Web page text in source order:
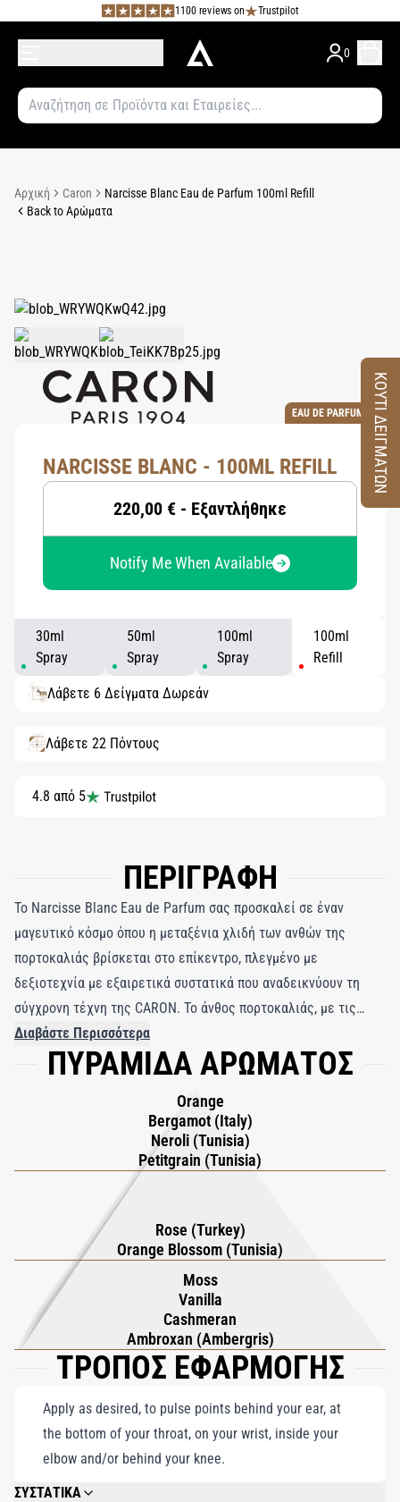
1100 reviews on Trustpilot
0
Αρχική Caron
Narcisse Blanc Eau de Parfum 100ml Refill
Back to Αρώματα
EAU DE PARFUM
NARCISSE BLANC - 100ML REFILL
220,00 € - Εξαντλήθηκε
Notify Me When Available
30ml
Spray
50ml
Spray
100ml
Spray
100ml
Refill
Λάβετε 6 Δείγματα Δωρεάν
Λάβετε 22 Πόντους
4.8 από 5
ΠΕΡΙΓΡΑΦΗ
Το Narcisse Blanc Eau de Parfum σας προσκαλεί σε έναν
μαγευτικό κόσμο όπου η μεταξένια χλιδή των ανθών της
πορτοκαλιάς βρίσκεται στο επίκεντρο, πλεγμένο με
δεξιοτεχνία με εξαιρετικά συστατικά που αναδεικνύουν τη
σύγχρονη τέχνη της CARON. Το άνθος πορτοκαλιάς, με τις
φρέσκες και διακριτικά φυτικές του αποχρώσεις, ξεκινά μια
μαγευτική αλληλεπίδραση με το κασμίρι - μια ζεστή, ξυλώδη
το δυναμικό μείγμα προσδίδει στο Narcisse Blanc μια
σαγηνευτική ασάφεια, ισορροπώντας ανάμεσα στη φρεσκάδα
του περγαμόντου, του πορτοκαλιού και του petitgrain στη μία
πλευρά και στη ζεστή αγκαλιά του κασμίρι, του νάρκισσου και
της απόλυτης βανίλιας από την άλλη. Το αποτέλεσμα είναι μια
μαγνητική σύνθεση που αποπνέει ένα σαγηνευτικό,
παρατεταμένο μονοπάτι, ενσωματώνοντας τη γοητεία στον
απρόσκοπτο χορό των αντιθέσεων της. Το Narcisse Blanc είναι
κάτι περισσότερο από ένα άρωμα. είναι ένα συναρπαστικό
χαρακτηριστικό άρωμα που αιχμαλωτίζει το πνεύμα της
διαχρονικής κομψότητας μέσα από μια σαγηνευτική αρμονία
αντιθέτων.
Διαβάστε Περισσότερα
ΠΥΡΑΜΙΔΑ ΑΡΩΜΑΤΟΣ
Orange
Bergamot (Italy)
Neroli (Tunisia)
Petitgrain (Tunisia)
Rose (Turkey)
Orange Blossom (Tunisia)
Moss
Vanilla
Cashmeran
Ambroxan (Ambergris)
ΤΡΟΠΟΣ ΕΦΑΡΜΟΓΗΣ
Apply as desired, to pulse points behind your ear, at
the bottom of your throat, on your wrist, inside your
elbow and/or behind your knee.
ΣΥΣΤΑΤΙΚΑ
ΚΟΥΤΙ ΔΕΙΓΜΑΤΩΝ